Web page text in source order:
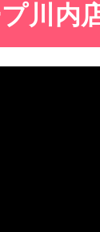
川内